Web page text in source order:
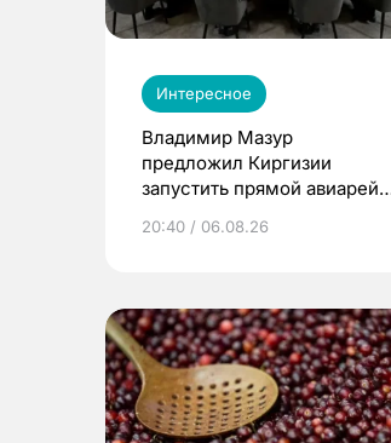
Интересное
Владимир Мазур
предложил Киргизии
запустить прямой авиарейс
20:40 / 06.08.26